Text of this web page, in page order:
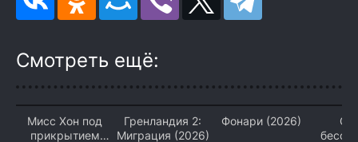
Смотреть ещё:
Мисс Хон под
прикрытием
Гренландия 2:
Миграция (2026)
Фонари (2026)